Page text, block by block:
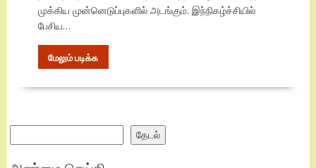
முக்கிய முன்னெடுப்புகளில் அடங்கும். இந்நிகழ்ச்சியில்
பேசிய…
மேலும் படிக்க
தேடல்